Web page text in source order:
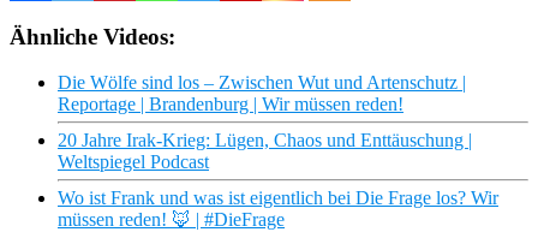
Ähnliche Videos:
Die Wölfe sind los – Zwischen Wut und Artenschutz |
Reportage | Brandenburg | Wir müssen reden!
20 Jahre Irak-Krieg: Lügen, Chaos und Enttäuschung |
Weltspiegel Podcast
Wo ist Frank und was ist eigentlich bei Die Frage los? Wir
müssen reden! 🦊 | #DieFrage